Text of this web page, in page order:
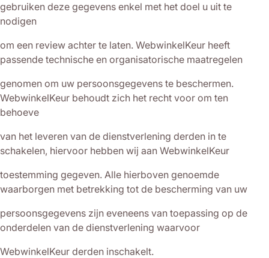
gebruiken deze gegevens enkel met het doel u uit te
nodigen
om een review achter te laten. WebwinkelKeur heeft
passende technische en organisatorische maatregelen
genomen om uw persoonsgegevens te beschermen.
WebwinkelKeur behoudt zich het recht voor om ten
behoeve
van het leveren van de dienstverlening derden in te
schakelen, hiervoor hebben wij aan WebwinkelKeur
toestemming gegeven. Alle hierboven genoemde
waarborgen met betrekking tot de bescherming van uw
persoonsgegevens zijn eveneens van toepassing op de
onderdelen van de dienstverlening waarvoor
WebwinkelKeur derden inschakelt.